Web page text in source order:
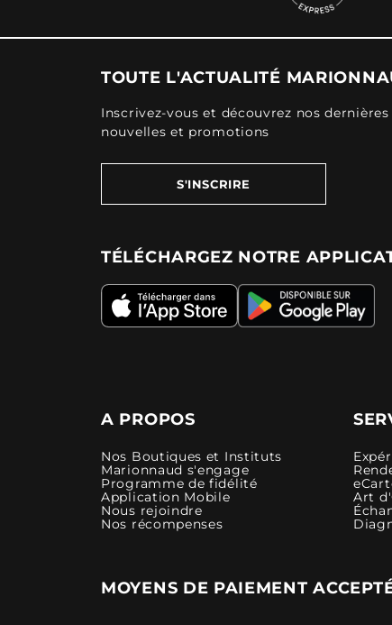
TOUTE L'ACTUALITÉ
Inscrivez-vous et découvrez nos dernières
nouvelles et promotions
S'INSCRIRE
TÉLÉCHARGEZ NOTRE
A PROPOS
Nos Boutiques et Instituts
Marionnaud s'engage
Programme de fidélité
Application Mobile
Nous rejoindre
Nos récompenses
Art
MOYENS DE PAIEMENT